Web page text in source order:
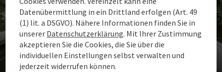
Familienzeit erleben
Erlebnisse für Groß & Klein
Datenübermittlung in ein Drittland erfolgen (Art. 49
(1) lit. a DSGVO). Nähere Informationen finden Sie in
unserer Datenschutzerklärung. Mit Ihrer Zustimmung
akzeptieren Sie die Cookies, die Sie über die
individuellen Einstellungen selbst verwalten und
jederzeit widerrufen können.